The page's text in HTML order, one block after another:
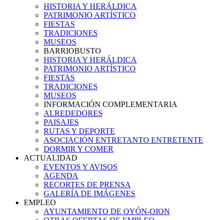
HISTORIA Y HERÁLDICA
PATRIMONIO ARTÍSTICO
FIESTAS
TRADICIONES
MUSEOS
BARRIOBUSTO
HISTORIA Y HERÁLDICA
PATRIMONIO ARTÍSTICO
FIESTAS
TRADICIONES
MUSEOS
INFORMACIÓN COMPLEMENTARIA
ALREDEDORES
PAISAJES
RUTAS Y DEPORTE
ASOCIACIÓN ENTRETANTO ENTRETENTE
DORMIR Y COMER
ACTUALIDAD
EVENTOS Y AVISOS
AGENDA
RECORTES DE PRENSA
GALERÍA DE IMÁGENES
EMPLEO
AYUNTAMIENTO DE OYÓN-OION